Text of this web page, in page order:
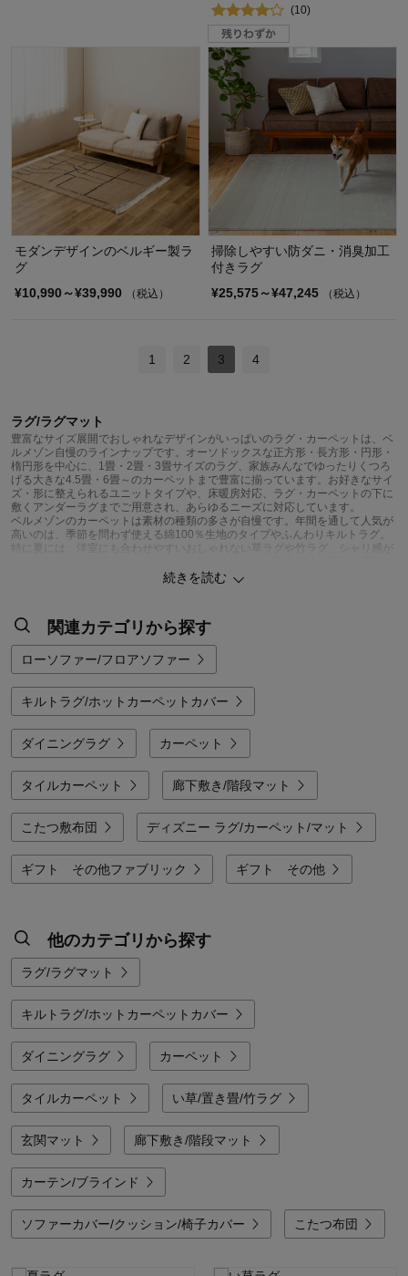
(10)
モダンデザインのベルギー製ラ
グ
¥10,990～¥39,990
（税込）
掃除しやすい防ダニ・消臭加工
付きラグ
¥25,575～¥47,245
（税込）
1 2 3 4
ラグ/ラグマット
豊富なサイズ展開でおしゃれなデザインがいっぱいのラグ・カーペットは、ベ
ルメゾン自慢のラインナップです。オーソドックスな正方形・長方形・円形・
楕円形を中心に、1畳・2畳・3畳サイズのラグ、家族みんなでゆったりくつろ
げる大きな4.5畳・6畳～のカーペットまで豊富に揃っています。お好きなサイ
ズ・形に整えられるユニットタイプや、床暖房対応、ラグ・カーペットの下に
敷くアンダーラグまでご用意され、あらゆるニーズに対応しています。
ベルメゾンのカーペットは素材の種類の多さが自慢です。年間を通して人気が
高いのは、季節を問わず使える綿100％生地のタイプやふんわりキルトラグ。
特に夏には、洋室にも合わせやすいおしゃれない草ラグや竹ラグ、シャリ感が
代表格マイクロファイバーやモコモコ起毛素材のカーペットが売れ筋です。床
ットの下に敷くアンダーラグを併用するのがおすすめです。
デザインは、インテリアに合わせやすい無地やワンポイントなどシンプルなも
のから、おしゃれな北欧調柄、キュートなドット柄、個性的な幾何学模様、ビ
ビッドな色合いでお部屋の主役にもなるデザインまで盛りだくさん。お子様や
ファンの方から支持の高いディズニー柄もいろんなキャラクターをモチーフに
して展開中です。機能面では、お手入れの簡単さにもこだわったものがたくさ
んあります。手軽に洗える洗濯機OK・手洗いOKのものや、撥水・防汚・抗
菌・防臭など多機能性にご注目ください。お子様やペットがいるご家庭には、
撥水加工や裏面にすべりにくい加工を施したカーペット、汚れた部分だけサッ
と洗えるユニットラグが好評です。
「おすすめ順」や「人気順」で上位のラグアイテムは、機能性とおしゃれなデ
の方は「レビュー評価の高い順」で肌ざわりや使い勝手など、ご愛用者の声を
チェックしてみてくださいね。
続きを読む
関連カテゴリから探す
ローソファー/フロアソファー
キルトラグ/ホットカーペットカバー
ダイニングラグ カーペット
タイルカーペット 廊下敷き/階段マット
こたつ敷布団 ディズニー ラグ/カーペット/マット
ギフト その他ファブリック ギフト その他
他のカテゴリから探す
ラグ/ラグマット
キルトラグ/ホットカーペットカバー
ダイニングラグ カーペット
タイルカーペット い草/置き畳/竹ラグ
玄関マット 廊下敷き/階段マット
カーテン/ブラインド
ソファーカバー/クッション/椅子カバー こたつ布団